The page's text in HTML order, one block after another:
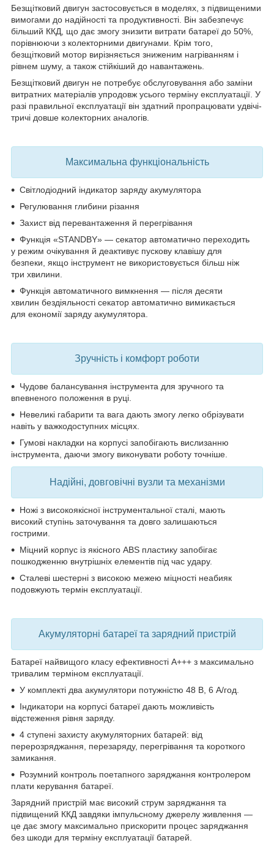
Безщітковий двигун застосовується в моделях, з підвищеними
вимогами до надійності та продуктивності. Він забезпечує
більший ККД, що дає змогу знизити витрати батареї до 50%
порівнюючи з колекторними двигунами. Крім того,
безщітковий мотор вирізняється зниженим нагріванням і
рівнем шуму, а також стійкіший до навантажень.
Безщітковий двигун не потребує обслуговування або заміни
витратних матеріалів упродовж усього терміну експлуатації. У
разі правильної експлуатації він здатний пропрацювати удвічі-
тричі довше колекторних аналогів.
Максимальна функціональність
Світлодіодний індикатор заряду акумулятора
Регулювання глибини різання
Захист від перевантаження й перегрівання
Функція «STANDBY» — секатор автоматично переходить
у режим очікування й деактивує пускову клавішу для
безпеки, якщо інструмент не використовується більш ніж
три хвилини.
Функція автоматичного вимкнення — після десяти
хвилин бездіяльності секатор автоматично вимикається
для економії заряду акумулятора.
Зручність і комфорт роботи
Чудове балансування інструмента для зручного та
впевненого положення в руці.
Невеликі габарити та вага дають змогу легко обрізувати
навіть у важкодоступних місцях.
Гумові накладки на корпусі запобігають вислизанню
інструмента, даючи змогу виконувати роботу точніше.
Надійні, довговічні вузли та механізми
Ножі з високоякісної інструментальної сталі , мають
високий ступінь заточування та довго залишаються
гострими.
Міцний корпус із якісного ABS пластику запобігає
пошкодженню внутрішніх елементів під час удару.
Сталеві шестерні з високою межею міцності неабияк
подовжують термін експлуатації
Акумуляторні батареї та зарядний пристрій
Батареї найвищого класу ефективності А+++ з максимально
тривалим терміном експлуатації.
У комплекті два акумулятори потужністю 48 В, 6 А/год.
Індикатори на корпусі батареї дають можливість
відстеження рівня заряду.
4 ступені захисту акумуляторних батарей: від
перерозряджання, перезаряду, перегрівання та короткого
замикання.
Розумний контроль поетапного заряджання контролером
плати керування батареї.
Зарядний пристрій має високий струм заряджання та
підвищений ККД завдяки імпульсному джерелу живлення —
це дає змогу максимально прискорити процес заряджання
без шкоди для терміну експлуатації батарей.